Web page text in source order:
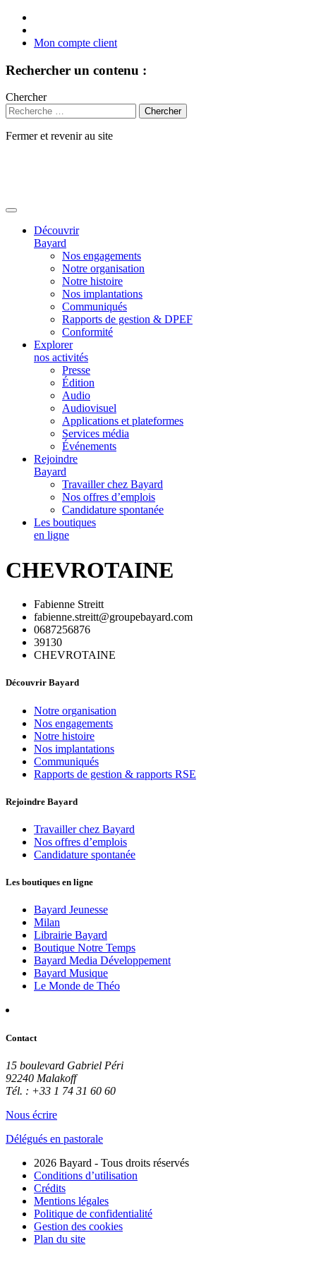
Mon compte client
Rechercher un contenu :
Chercher
Fermer et revenir au site
Découvrir
Bayard
Nos engagements
Notre organisation
Notre histoire
Nos implantations
Communiqués
Rapports de gestion & DPEF
Conformité
Explorer
nos activités
Presse
Édition
Audio
Audiovisuel
Applications et plateformes
Services média
Événements
Rejoindre
Bayard
Travailler chez Bayard
Nos offres d’emplois
Candidature spontanée
Les boutiques
en ligne
CHEVROTAINE
Fabienne Streitt
fabienne.streitt@groupebayard.com
0687256876
39130
CHEVROTAINE
Découvrir Bayard
Notre organisation
Nos engagements
Notre histoire
Nos implantations
Communiqués
Rapports de gestion & rapports RSE
Rejoindre Bayard
Travailler chez Bayard
Nos offres d’emplois
Candidature spontanée
Les boutiques en ligne
Bayard Jeunesse
Milan
Librairie Bayard
Boutique Notre Temps
Bayard Media Développement
Bayard Musique
Le Monde de Théo
Contact
15 boulevard Gabriel Péri
92240 Malakoff
Tél. : +33 1 74 31 60 60
Nous écrire
Délégués en pastorale
2026 Bayard - Tous droits réservés
Conditions d’utilisation
Crédits
Mentions légales
Politique de confidentialité
Gestion des cookies
Plan du site